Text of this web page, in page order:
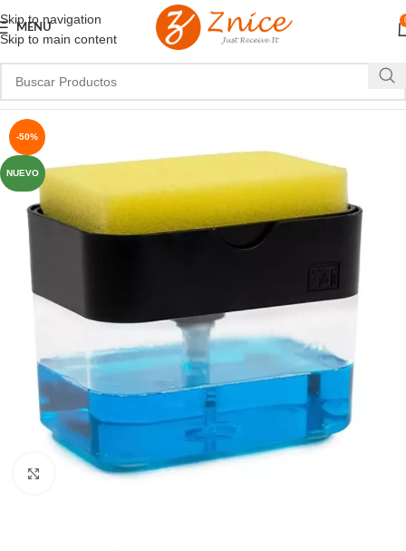
Skip to navigation
Skip to main content
MENU
-50%
NUEVO
Haga Clic Para Ampliar